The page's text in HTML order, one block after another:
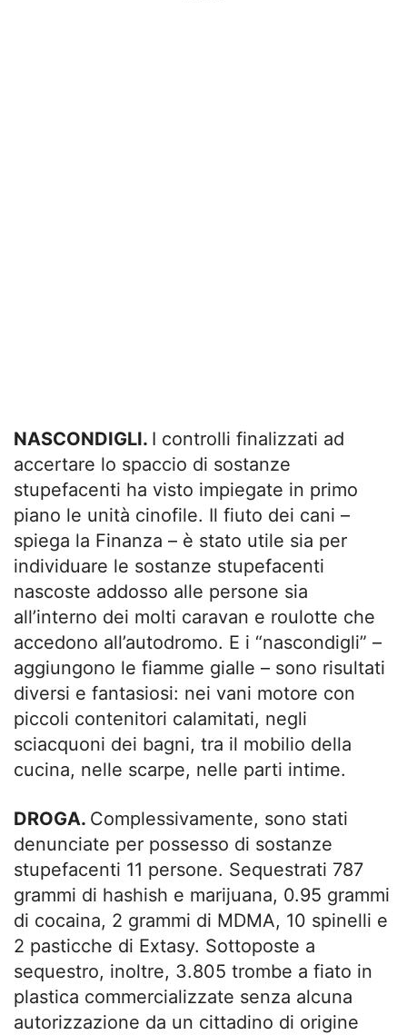
NASCONDIGLI. I controlli finalizzati ad
accertare lo spaccio di sostanze
stupefacenti ha visto impiegate in primo
piano le unità cinofile. Il fiuto dei cani –
spiega la Finanza – è stato utile sia per
individuare le sostanze stupefacenti
nascoste addosso alle persone sia
all’interno dei molti caravan e roulotte che
accedono all’autodromo. E i “nascondigli” –
aggiungono le fiamme gialle – sono risultati
diversi e fantasiosi: nei vani motore con
piccoli contenitori calamitati, negli
sciacquoni dei bagni, tra il mobilio della
cucina, nelle scarpe, nelle parti intime.
DROGA. Complessivamente, sono stati
denunciate per possesso di sostanze
stupefacenti 11 persone. Sequestrati 787
grammi di hashish e marijuana, 0.95 grammi
di cocaina, 2 grammi di MDMA, 10 spinelli e
2 pasticche di Extasy. Sottoposte a
sequestro, inoltre, 3.805 trombe a fiato in
plastica commercializzate senza alcuna
autorizzazione da un cittadino di origine